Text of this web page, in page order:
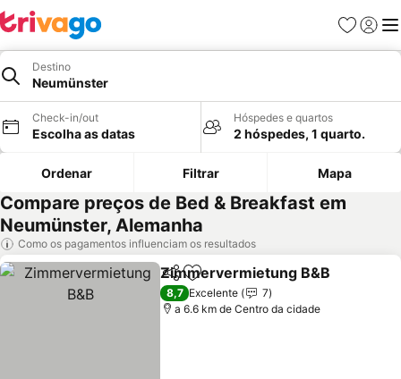
Favoritos
Iniciar
Destino
Neumünster
Check-in/out
Escolha as datas
Hóspedes e quartos
2 hóspedes, 1 quarto.
Ordenar Filtrar Mapa
Compare preços de Bed & Breakfast em
Neumünster, Alemanha
Como os pagamentos influenciam os resultados
PartilharAdicionar aos favoritos
Zimmervermietung B&B
8,7 Excelente
7
a 6.6 km de Centro da cidade